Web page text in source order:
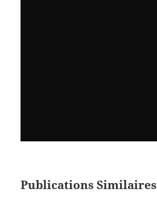
Publications Similaires